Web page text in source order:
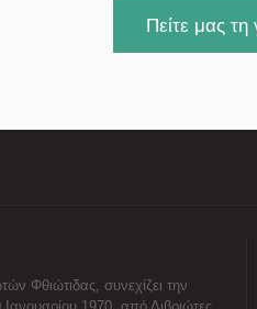
Πείτε μας
Φθιώτιδας, συνεχίζει την